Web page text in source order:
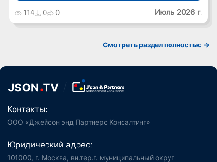
114 0 0 Июль 2026 г.
Cмотреть раздел полностью ->
Контакты:
ООО «Джейсон энд Партнерс Консалтинг»
Юридический адрес:
101000, г. Москва, вн.тер.г. муниципальный округ